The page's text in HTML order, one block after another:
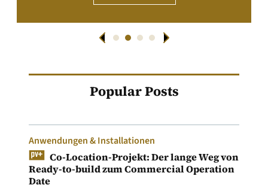
Popular Posts
Anwendungen & Installationen
Co-Location-Projekt: Der lange Weg von
Ready-to-build zum Commercial Operation
Date